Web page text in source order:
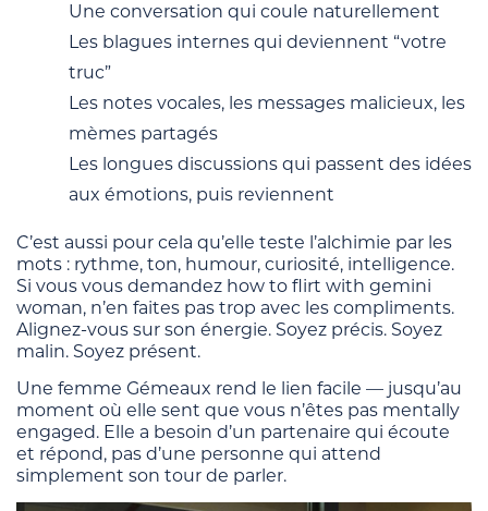
Une conversation qui coule naturellement
Les blagues internes qui deviennent “votre
truc”
Les notes vocales, les messages malicieux, les
mèmes partagés
Les longues discussions qui passent des idées
aux émotions, puis reviennent
C’est aussi pour cela qu’elle teste l’alchimie par les
mots : rythme, ton, humour, curiosité, intelligence.
Si vous vous demandez how to flirt with gemini
woman, n’en faites pas trop avec les compliments.
Alignez-vous sur son énergie. Soyez précis. Soyez
malin. Soyez présent.
Une femme Gémeaux rend le lien facile — jusqu’au
moment où elle sent que vous n’êtes pas mentally
engaged. Elle a besoin d’un partenaire qui écoute
et répond, pas d’une personne qui attend
simplement son tour de parler.